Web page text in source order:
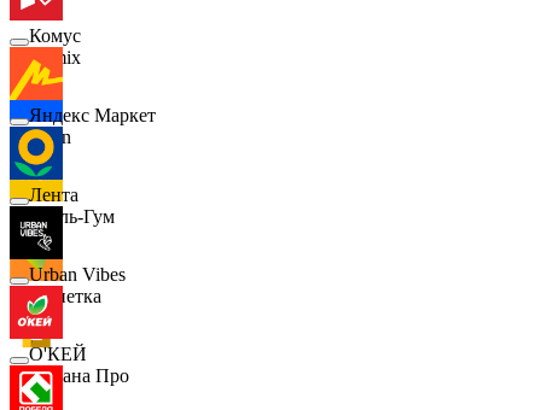
Demix
Ozon
Бубль-Гум
Монетка
Лемана Про
Комус
Яндекс Маркет
Лента
Urban Vibes
О'КЕЙ